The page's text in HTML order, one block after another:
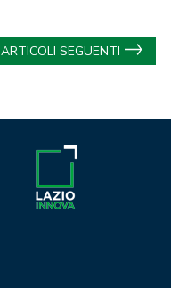
ARTICOLI SEGUENTI